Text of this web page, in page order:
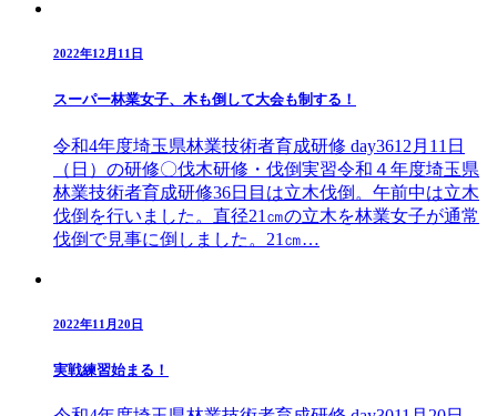
2022年12月11日
スーパー林業女子、木も倒して大会も制する！
令和4年度埼玉県林業技術者育成研修 day3612月11日
（日）の研修〇伐木研修・伐倒実習令和４年度埼玉県
林業技術者育成研修36日目は立木伐倒。午前中は立木
伐倒を行いました。直径21㎝の立木を林業女子が通常
伐倒で見事に倒しました。21㎝…
2022年11月20日
実戦練習始まる！